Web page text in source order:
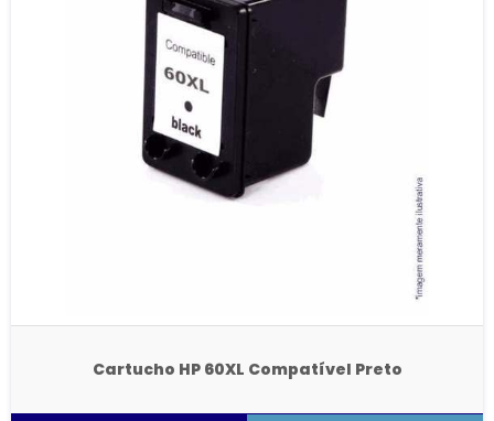
Cartucho HP 60XL Compatível Preto